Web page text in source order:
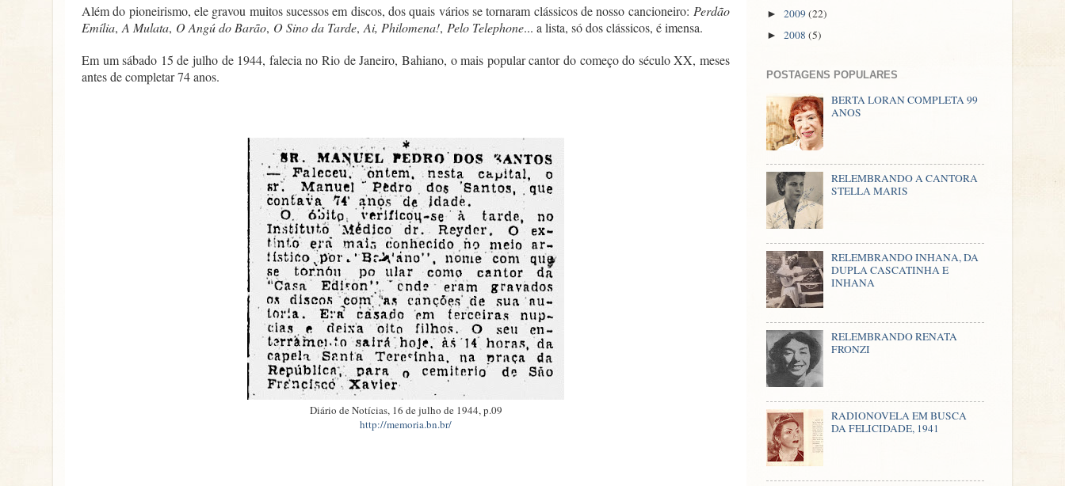
Além do pioneirismo, ele gravou muitos sucessos em discos, dos quais vários se tornaram clássicos de nosso cancioneiro: Perdão
Emília,A Mulata, O Angú do Barão, O Sino da Tarde,Ai, Philomena!, Pelo Telephone... a lista, só dos clássicos, é imensa.
Em um sábado 15 de julho de 1944, falecia no Rio de Janeiro, Bahiano, o mais popular cantor do começo do século XX, meses
antes de completar 74 anos.
Diário de Notícias, 16 de julho de 1944, p.09
http://memoria.bn.br/
► 2009(22)
► 2008 (5)
POSTAGENS POPULARES
BERTA LORAN COMPLETA 99
ANOS
RELEMBRANDO A CANTORA
STELLA MARIS
RELEMBRANDO INHANA, DA
DUPLA CASCATINHA E
INHANA
RELEMBRANDO RENATA
FRONZI
RADIONOVELA EM BUSCA
DA FELICIDADE, 1941